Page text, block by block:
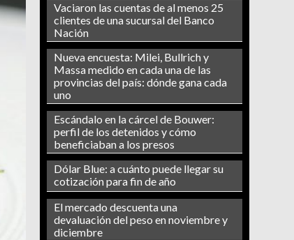
Vaciaron las cuentas de al menos 25
clientes de una sucursal del Banco
Nación
Nueva encuesta: Milei, Bullrich y
Massa medido en cada una de las
provincias del país: dónde gana cada
uno
Escándalo en la cárcel de Bouwer:
perfil de los detenidos y cómo
beneficiaban a los presos
Dólar Blue: a cuánto puede llegar su
cotización para fin de año
El mercado descuenta una
devaluación del peso en noviembre y
diciembre